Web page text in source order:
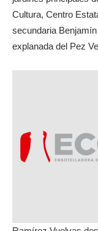
Cultura, Centro
secundaria
explanada del Pez